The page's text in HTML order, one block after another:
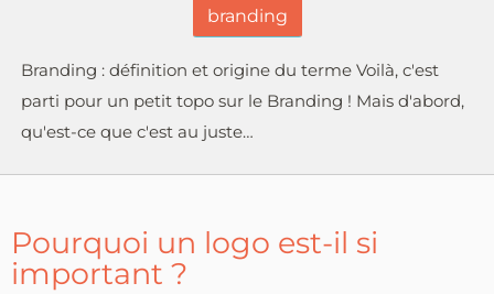
branding
Branding : définition et origine du terme Voilà, c'est
parti pour un petit topo sur le Branding ! Mais d'abord,
qu'est-ce que c'est au juste…
Pourquoi un logo est-il si
important ?